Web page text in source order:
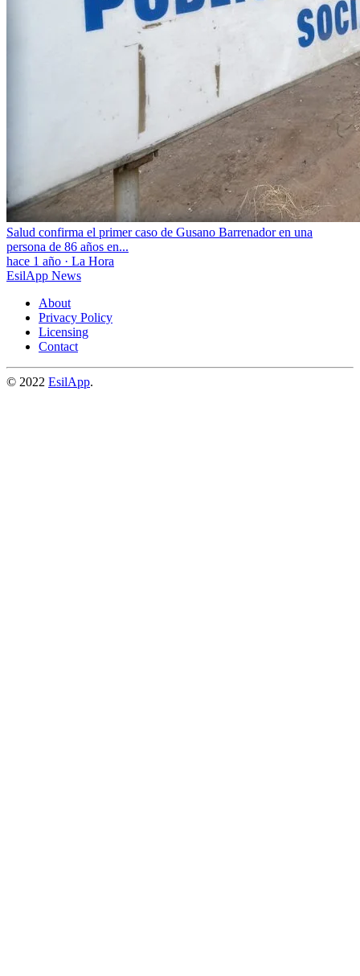
Salud confirma el primer caso de Gusano Barrenador en una
persona de 86 años en...
hace 1 año · La Hora
EsilApp News
About
Privacy Policy
Licensing
Contact
© 2022 EsilApp.